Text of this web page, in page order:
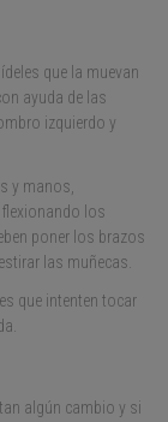
que la muevan
ayuda de las
izquierdo y
y manos,
flexionando los
poner los brazos
las muñecas.
que intenten tocar
algún cambio y si